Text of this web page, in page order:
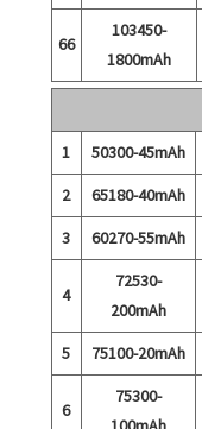
66
103450-
1800mAh
1
50300-45mAh
2
65180-40mAh
3
60270-55mAh
4
72530-
200mAh
5 75100-20mAh
6
75300-